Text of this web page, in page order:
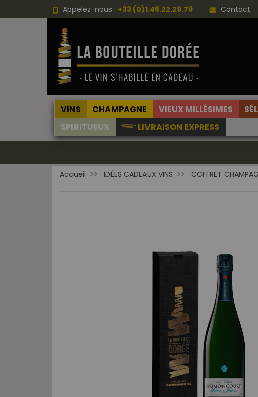
Appelez-nous : +33 (0)1.46.22.29.79 Contact
VINS CHAMPAGNE VIEUX MILLÉSIMES
SPIRITUEUX
LIVRAISON EXPRESS
Accueil IDÉES CADEAUX VINS COFFRET